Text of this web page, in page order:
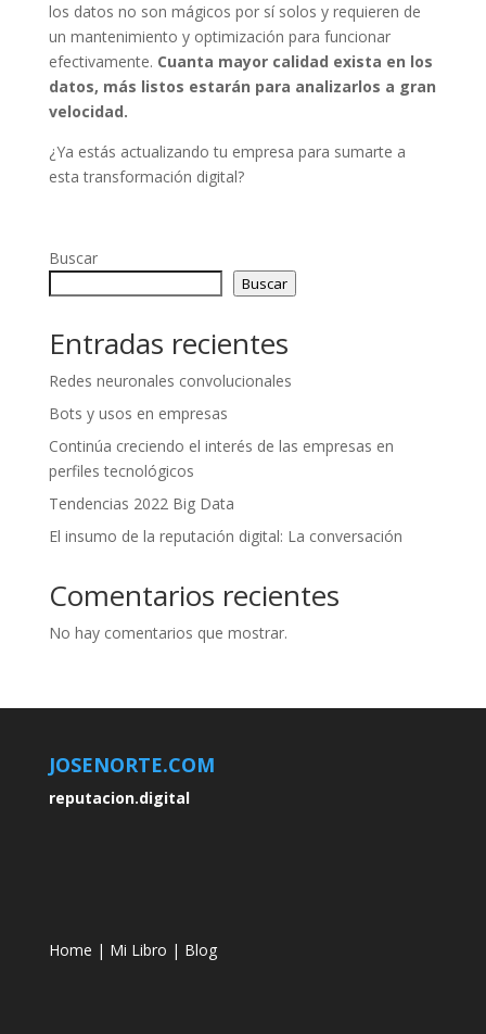
los datos no son mágicos por sí solos y requieren de
un mantenimiento y optimización para funcionar
efectivamente. Cuanta mayor calidad exista en los
datos, más listos estarán para analizarlos a gran
velocidad.
¿Ya estás actualizando tu empresa para sumarte a
esta transformación digital?
Buscar
Buscar
Entradas recientes
Redes neuronales convolucionales
Bots y usos en empresas
Continúa creciendo el interés de las empresas en
perfiles tecnológicos
Tendencias 2022 Big Data
El insumo de la reputación digital: La conversación
Comentarios recientes
No hay comentarios que mostrar.
JOSENORTE.COM
reputacion.digital
Home | Mi Libro | Blog